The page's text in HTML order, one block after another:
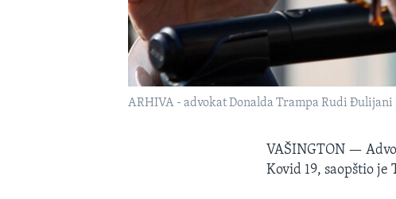
ARHIVA - advokat Donalda Trampa Rudi Đulijani
VAŠINGTON —
Kovid 19, saopštio je